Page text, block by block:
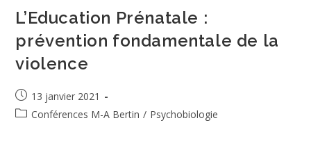
L’Education Prénatale :
prévention fondamentale de la
violence
Publication
publiée :
13 janvier 2021
PostConférences M-A Bertin / Psychobiologie